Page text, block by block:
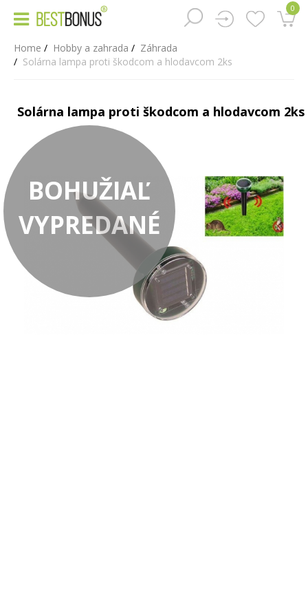
0
Home Hobby a zahrada
Záhrada
Solárna lampa proti škodcom a hlodavcom 2ks
Solárna lampa proti škodcom a hlodavcom 2ks
BOHUŽIAĽ
VYPREDANÉ